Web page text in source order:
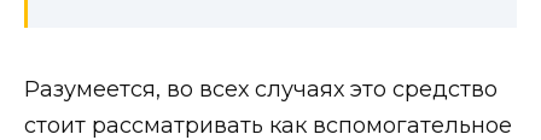
Разумеется, во всех случаях это средство
стоит рассматривать как вспомогательное